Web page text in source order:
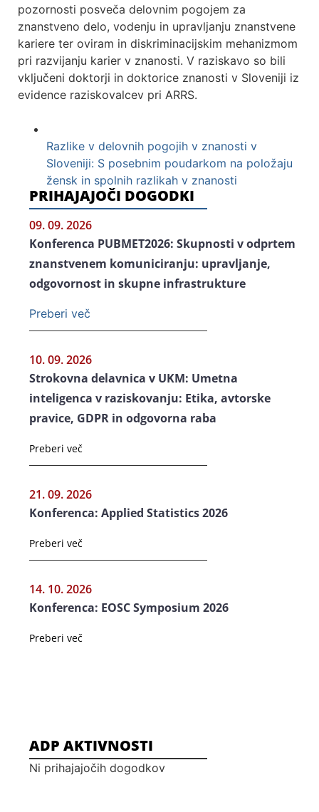
pozornosti posveča delovnim pogojem za
znanstveno delo, vodenju in upravljanju znanstvene
kariere ter oviram in diskriminacijskim mehanizmom
pri razvijanju karier v znanosti. V raziskavo so bili
vključeni doktorji in doktorice znanosti v Sloveniji iz
evidence raziskovalcev pri ARRS.
Razlike v delovnih pogojih v znanosti v
Sloveniji: S posebnim poudarkom na položaju
žensk in spolnih razlikah v znanosti
PRIHAJAJOČI DOGODKI
09. 09. 2026
Konferenca PUBMET2026: Skupnosti v odprtem
znanstvenem komuniciranju: upravljanje,
odgovornost in skupne infrastrukture
Preberi več
10. 09. 2026
Strokovna delavnica v UKM: Umetna
inteligenca v raziskovanju: Etika, avtorske
pravice, GDPR in odgovorna raba
Preberi več
21. 09. 2026
Konferenca: Applied Statistics 2026
Preberi več
14. 10. 2026
Konferenca: EOSC Symposium 2026
Preberi več
ADP AKTIVNOSTI
Ni prihajajočih dogodkov